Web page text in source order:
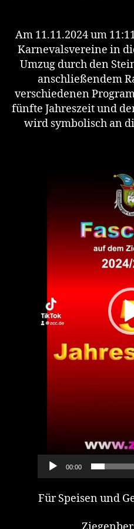
Am 11.11.2024 um
Karnevalsvereine in
Umzug durch den
anschließendem
verschiedenen
fünfte Jahreszeit und
wird symbolisch an
e
r
00:00
Für Speisen und